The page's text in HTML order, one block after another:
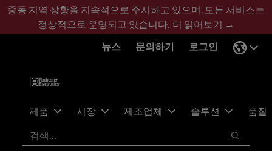
기
콘
바
글
중동 지역 상황을 지속적으로 주시하고 있으며, 모든 서비스는
정상적으로 운영되고 있습니다. 더 읽어보기 →
뉴스
문의하기 로그인
제품 시장 제조업체 솔루션
품질
검색
검색